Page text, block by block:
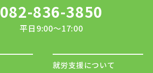
082-836-3850
平日9:00～17:00
就労支援について